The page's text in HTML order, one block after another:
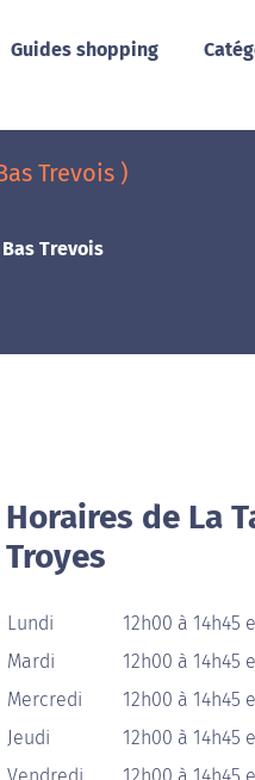
Guides shopping
Trevois )
Trevois
Horaires de La
Troyes
Lundi
12h00 à 14h45
Mardi
12h00 à 14h45
Mercredi
12h00 à 14h45
Jeudi
12h00 à 14h45